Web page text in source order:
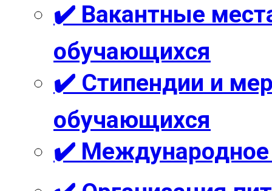
✔️ Вакантные
обучающихся
✔️ Стипендии и
обучающихся
✔️ Международное